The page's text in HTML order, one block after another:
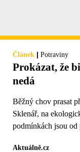
Článek | Potraviny
Prokázat, že
nedá
Běžný chov prasat
Sklenář, na
podmínkách jsou
Aktuálně.cz